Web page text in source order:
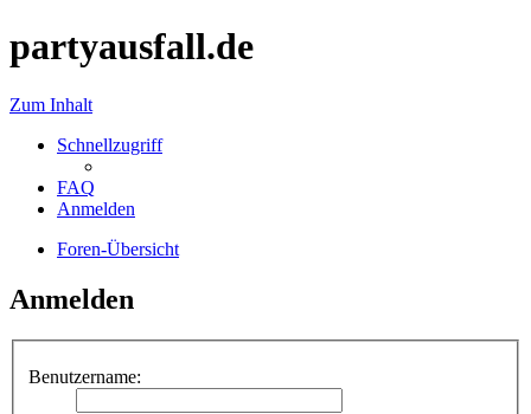
partyausfall.de
Zum Inhalt
Schnellzugriff
FAQ
Anmelden
Foren-Übersicht
Anmelden
Benutzername: